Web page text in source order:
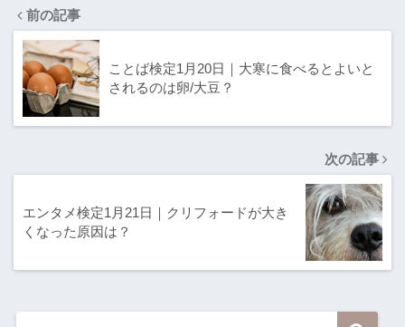
前の記事
ことば検定1月20日｜大寒に食べるとよいと
されるのは卵/大豆？
次の記事
エンタメ検定1月21日｜クリフォードが大き
くなった原因は？